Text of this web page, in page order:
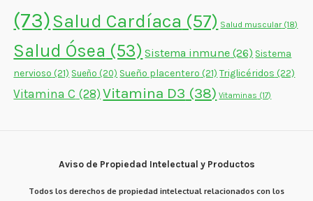
(73)Salud Cardíaca (57) Salud muscular(18)
Salud Ósea (53) Sistema inmune (26) Sistema
nervioso (21) Sueño (20) Sueño placentero (21) Triglicéridos (22)
Vitamina C (28) Vitamina D3 (38) Vitaminas (17)
Aviso de Propiedad Intelectual y Productos
Todos los derechos de propiedad intelectual relacionados con los